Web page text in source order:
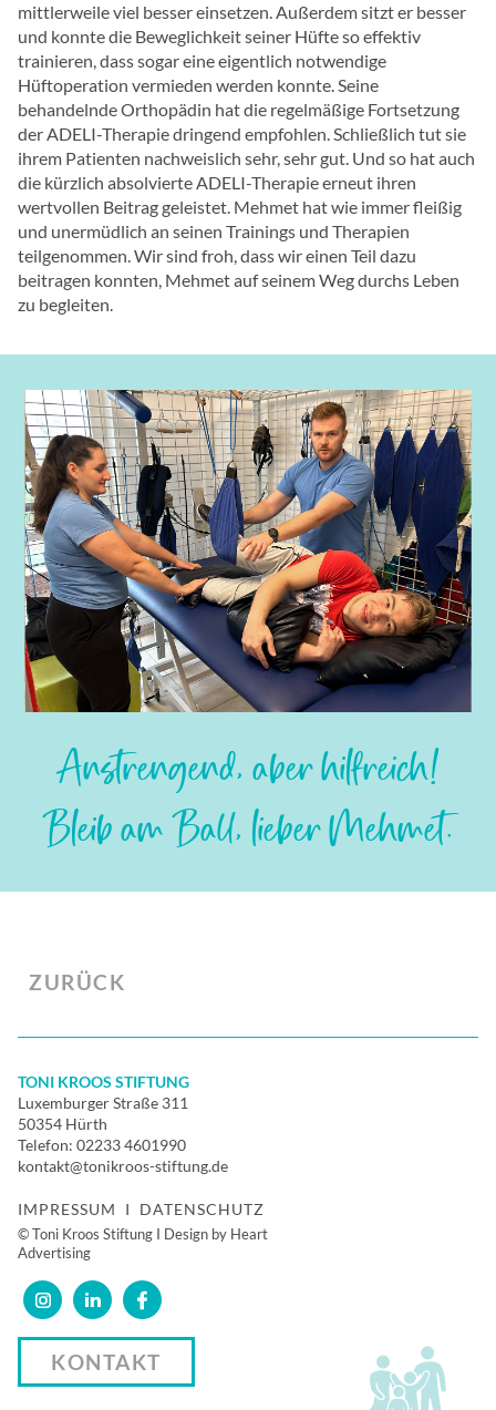
mittlerweile viel besser einsetzen. Außerdem sitzt er besser
und konnte die Beweglichkeit seiner Hüfte so effektiv
trainieren, dass sogar eine eigentlich notwendige
Hüftoperation vermieden werden konnte. Seine
behandelnde Orthopädin hat die regelmäßige Fortsetzung
der ADELI-Therapie dringend empfohlen. Schließlich tut sie
ihrem Patienten nachweislich sehr, sehr gut. Und so hat auch
die kürzlich absolvierte ADELI-Therapie erneut ihren
wertvollen Beitrag geleistet. Mehmet hat wie immer fleißig
und unermüdlich an seinen Trainings und Therapien
teilgenommen. Wir sind froh, dass wir einen Teil dazu
beitragen konnten, Mehmet auf seinem Weg durchs Leben
zu begleiten.
Anstrengend, aber hilfreich!
Bleib am Ball, lieber Mehmet.
ZURÜCK
TONI KROOS STIFTUNG
Luxemburger Straße 311
50354 Hürth
Telefon: 02233 4601990
kontakt@tonikroos-stiftung.de
IMPRESSUM I DATENSCHUTZ
© Toni Kroos Stiftung I Design by Heart
Advertising
KONTAKT